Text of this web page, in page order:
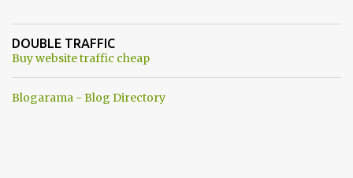
ancora una fantasia Nato o forse una "False Flag", per provocare
una guerra mondiale che difficilmente da menti sane, potrebbe
DOUBLE TRAFFIC
Buy website traffic cheap
Blogarama - Blog Directory